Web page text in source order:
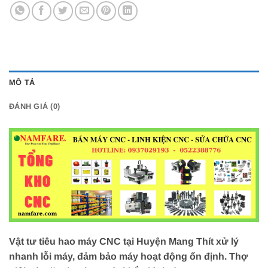
MÔ TẢ
ĐÁNH GIÁ (0)
Vật tư tiêu hao máy CNC tại Huyện Mang Thít xử lý
nhanh lỗi máy, đảm bảo máy hoạt động ổn định. Thợ